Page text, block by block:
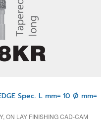
Spec. L mm= 10 Ø mm=
ON LAY FINISHING CAD-CAM